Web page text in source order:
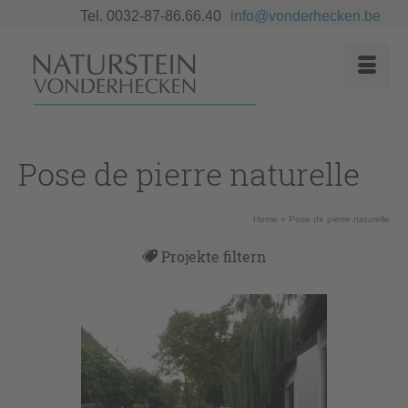
Tel. 0032-87-86.66.40 info@vonderhecken.be
Pose de pierre naturelle
Home » Pose de pierre naturelle
Projekte filtern
Angebote
Antike Böden